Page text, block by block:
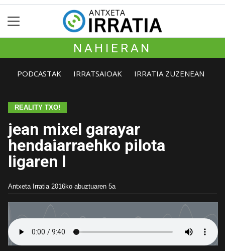
NAHIERAN
PODCASTAK IRRATSAIOAK IRRATIA ZUZENEAN
REALITY TXO!
jean mixel garayar
hendaiarraehko pilota
ligaren l
Antxeta Irratia 2016ko abuztuaren 5a